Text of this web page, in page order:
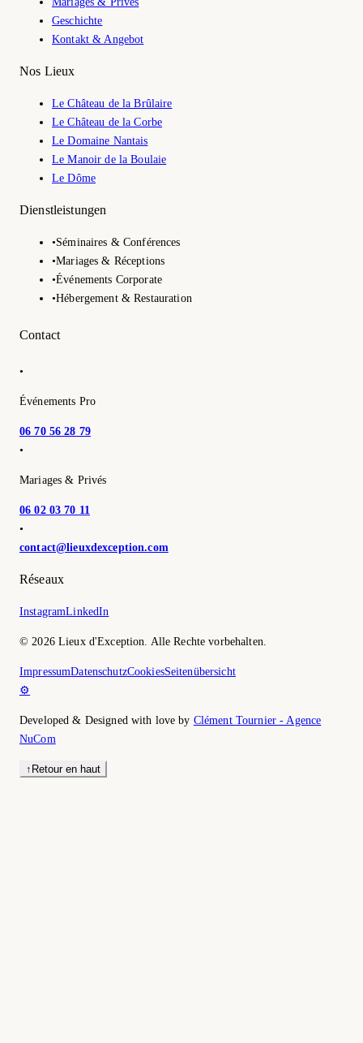
Geschichte
Kontakt & Angebot
Nos Lieux
Le Château de la Brûlaire
Le Château de la Corbe
Le Domaine Nantais
Le Manoir de la Boulaie
Le Dôme
Dienstleistungen
•Séminaires & Conférences
•Mariages & Réceptions
•Événements Corporate
•Hébergement & Restauration
Contact
•
Événements Pro
06 70 56 28 79
•
Mariages & Privés
06 02 03 70 11
•
contact@lieuxdexception.com
Réseaux
InstagramLinkedIn
© 2026Lieux d'Exception. Alle Rechte vorbehalten.
ImpressumDatenschutzCookiesSeitenübersicht
⚙️
Developed & Designed with love by Clément Tournier - Agence
NuCom
↑ Retour en haut